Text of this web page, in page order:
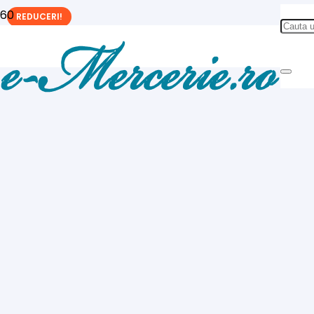
REDUCERI!